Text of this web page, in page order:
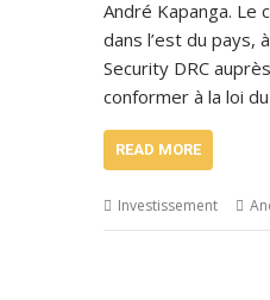
André Kapanga. Le
dans l’est du pays,
Security DRC
conformer à la loi
READ MORE
Investissement